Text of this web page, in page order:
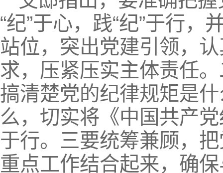
“纪”于心，践“纪”于行
站位，突出党建引领，
求，压紧压实主体责任
搞清楚党的纪律规矩是
么，切实将《中国共产
于行。三要统筹兼顾，
重点工作结合起来，确